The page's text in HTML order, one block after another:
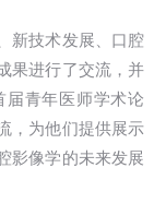
新技术发展、口腔
果进行了交流，并
届青年医师学术论
，为他们提供展示
影像学的未来发展